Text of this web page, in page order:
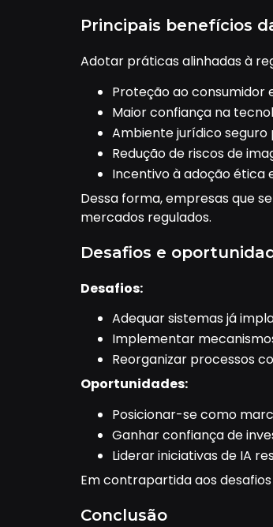
Principais benefícios
Adotar práticas alinhadas à
Proteção ao consumidor
Maior confiança na
Ambiente jurídico seguro
Redução de riscos de
Incentivo à adoção ética
Dessa forma, empresas que
mercados regulados.
Desafios e
Desafios:
Adequar sistemas já
Implementar
Reorganizar processos
Oportunidades:
Posicionar-se como
Ganhar confiança de
Liderar iniciativas de IA
Em contrapartida aos
Conclusão